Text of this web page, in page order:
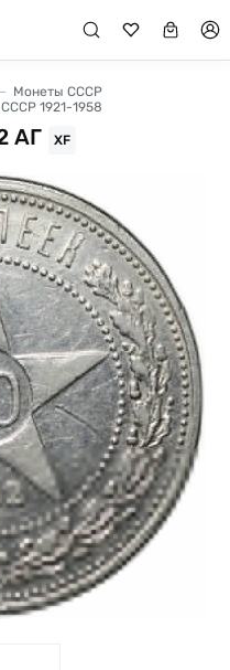
Монеты СССР
1921-1958
АГ XF